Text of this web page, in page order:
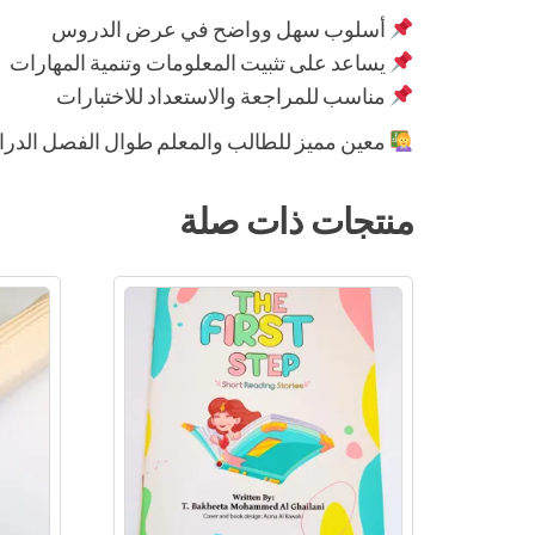
أسلوب سهل وواضح في عرض الدروس
يساعد على تثبيت المعلومات وتنمية المهارات
مناسب للمراجعة والاستعداد للاختبارات
معين مميز للطالب والمعلم طوال الفصل
منتجات ذات صلة